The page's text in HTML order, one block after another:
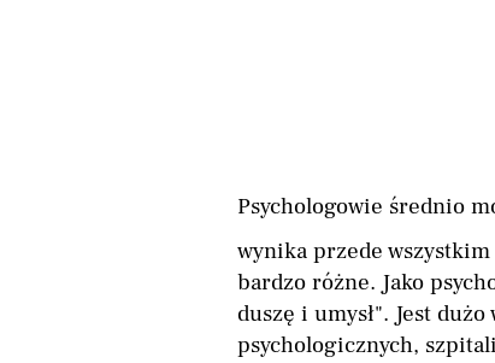
Psychologowie średnio
wynika przede
bardzo różne. Jako
duszę i umysł". Jest
psychologicznych,